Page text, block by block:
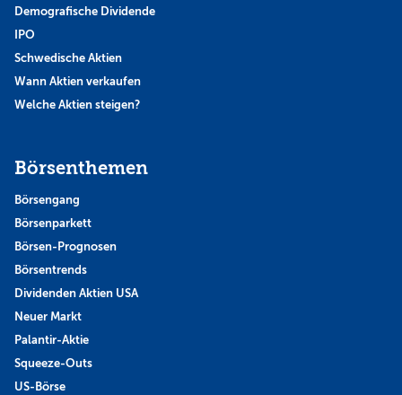
Demografische Dividende
IPO
Schwedische Aktien
Wann Aktien verkaufen
Welche Aktien steigen?
Börsenthemen
Börsengang
Börsenparkett
Börsen-Prognosen
Börsentrends
Dividenden Aktien USA
Neuer Markt
Palantir-Aktie
Squeeze-Outs
US-Börse